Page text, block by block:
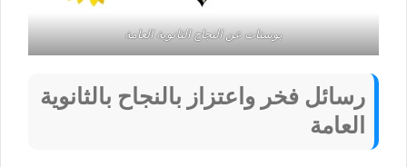
بوستات عن النجاح الثانوية العامة
رسائل فخر واعتزاز بالنجاح بالثانوية
العامة